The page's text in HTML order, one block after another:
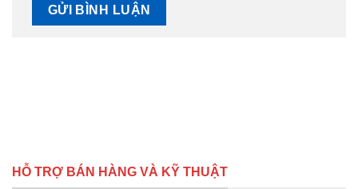
HỖ TRỢ BÁN HÀNG VÀ KỸ THUẬT